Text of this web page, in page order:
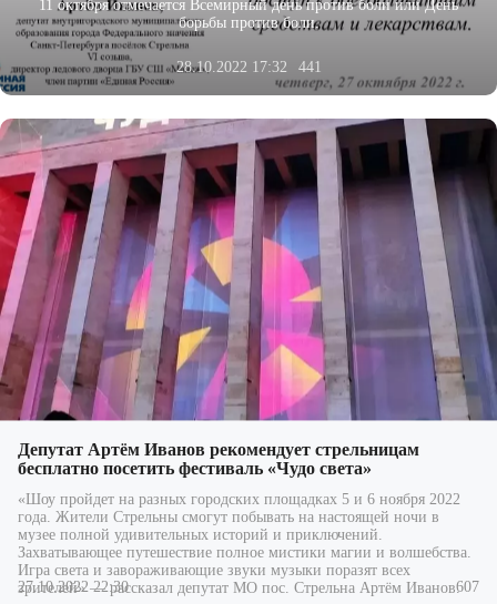
11 октября отмечается Всемирный день против боли или День
борьбы против боли.
28.10.2022 17:32 441
Депутат Артём Иванов рекомендует стрельницам
бесплатно посетить фестиваль «Чудо света»
«Шоу пройдет на разных городских площадках 5 и 6 ноября 2022
года. Жители Стрельны смогут побывать на настоящей ночи в
музее полной удивительных историй и приключений.
Захватывающее путешествие полное мистики магии и волшебства.
Игра света и завораживающие звуки музыки поразят всех
зрителей» — рассказал депутат МО пос. Стрельна Артём Иванов.
27.10.2022 22:30 607